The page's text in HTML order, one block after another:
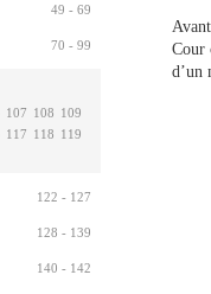
49 - 69
70 - 99
107 108 109
117 118 119
122 - 127
128 - 139
140 - 142
Cour
d’un